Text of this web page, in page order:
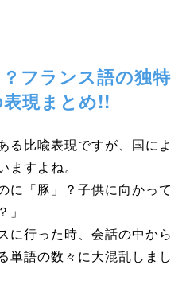
フランス語の独特
現まとめ!!
る比喩表現ですが、国によ
ますよね。
に「豚」？子供に向かって
」
に行った時、会話の中から
単語の数々に大混乱しまし